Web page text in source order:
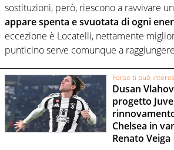
sostituzioni, però, riescono a ravvivare
appare spenta e svuotata di ogni
eccezione è Locatelli, nettamente
punticino serve comunque a
Forse ti può
Dusan
progetto
Chelsea in
Renato Veiga